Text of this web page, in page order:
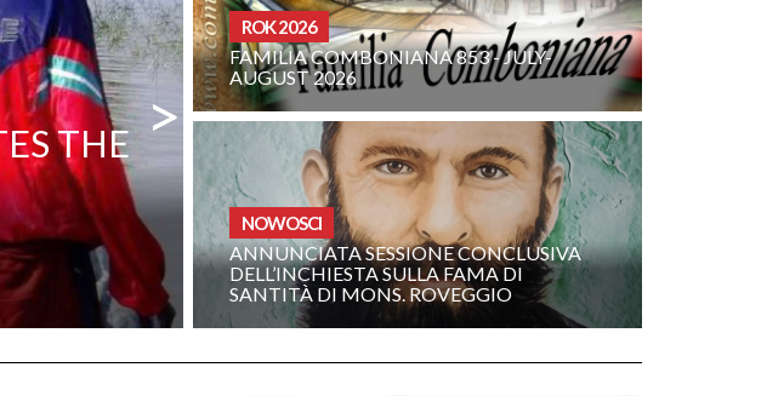
THE >
ROK 2026
FAMILIA COMBONIANA 853 - JULY-
AUGUST 2026
NOWOSCI
ANNUNCIATA SESSIONE CONCLUSIVA
DELL’INCHIESTA SULLA FAMA DI
SANTITÀ DI MONS. ROVEGGIO